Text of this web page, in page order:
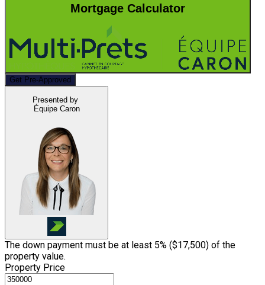
Mortgage Calculator
Get Pre-Approved
Presented by
Équipe Caron
The down payment must be at least 5% ($17,500) of the
property value.
Property Price